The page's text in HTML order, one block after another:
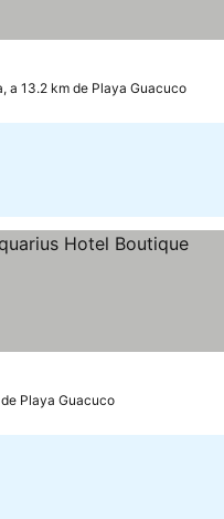
a 13.2 km de Playa Guacuco
Playa Guacuco